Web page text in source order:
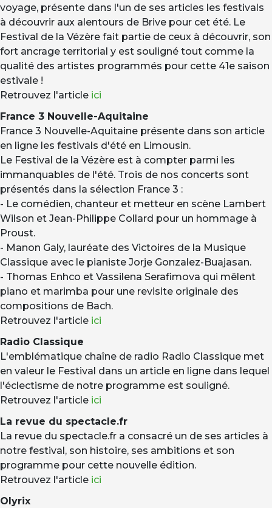
voyage, présente dans l'un de ses articles les festivals
à découvrir aux alentours de Brive pour cet été. Le
Festival de la Vézère fait partie de ceux à découvrir, son
fort ancrage territorial y est souligné tout comme la
qualité des artistes programmés pour cette 41e saison
estivale !
Retrouvez l'article ici
France 3 Nouvelle-Aquitaine
France 3 Nouvelle-Aquitaine présente dans son article
en ligne les festivals d'été en Limousin.
Le Festival de la Vézère est à compter parmi les
immanquables de l'été. Trois de nos concerts sont
présentés dans la sélection France 3 :
- Le comédien, chanteur et metteur en scène Lambert
Wilson et Jean-Philippe Collard pour un hommage à
Proust.
- Manon Galy, lauréate des Victoires de la Musique
Classique avec le pianiste Jorje Gonzalez-Buajasan.
- Thomas Enhco et Vassilena Serafimova qui mêlent
piano et marimba pour une revisite originale des
compositions de Bach.
Retrouvez l'article ici
Radio Classique
L'emblématique chaîne de radio Radio Classique met
en valeur le Festival dans un article en ligne dans lequel
l'éclectisme de notre programme est souligné.
Retrouvez l'article ici
La revue du spectacle.fr
La revue du spectacle.fr a consacré un de ses articles à
notre festival, son histoire, ses ambitions et son
programme pour cette nouvelle édition.
Retrouvez l'article ici
Olyrix